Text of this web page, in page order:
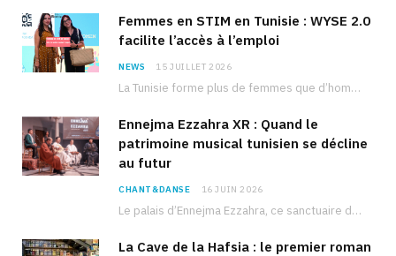
Femmes en STIM en Tunisie : WYSE 2.0
facilite l’accès à l’emploi
NEWS 15 JUILLET 2026
La Tunisie forme plus de femmes que d’hommes dans les filières scientifiques. Pourtant, pour beaucoup…
Ennejma Ezzahra XR : Quand le
patrimoine musical tunisien se décline
au futur
CHANT&DANSE 16 JUIN 2026
Le palais d’Ennejma Ezzahra, ce sanctuaire de la musique tunisienne et méditerranéenne construit par le…
La Cave de la Hafsia : le premier roman